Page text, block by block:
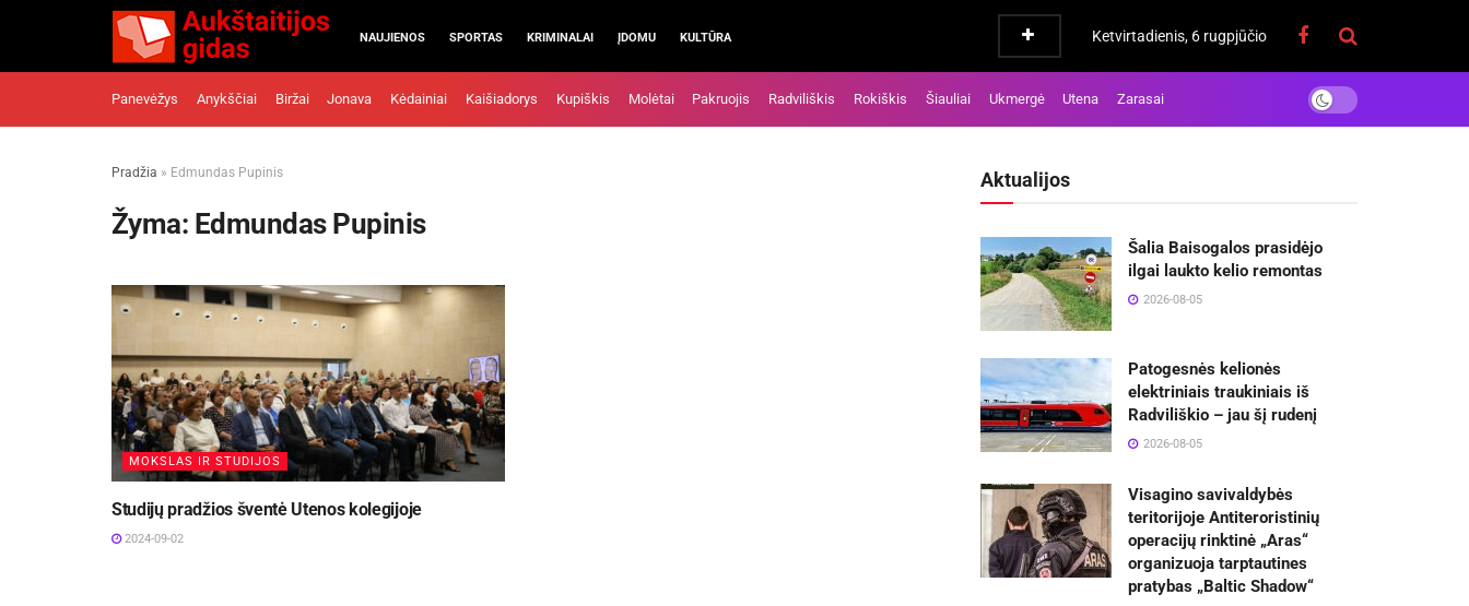
NAUJIENOS SPORTAS KRIMINALAI ĮDOMU KULTŪRA Ketvirtadienis, 6 rugpjūčio
Panevėžys Anykščiai Biržai Jonava Kėdainiai Kaišiadorys Kupiškis Molėtai Pakruojis Radviliškis Rokiškis Šiauliai Ukmergė Utena Zarasai
Pradžia » Edmundas Pupinis
Žyma: Edmundas Pupinis
MOKSLAS IR STUDIJOS
Studijų pradžios šventė Utenos kolegijoje
2024-09-02
Aktualijos
Šalia Baisogalos prasidėjo
ilgai laukto kelio remontas
2026-08-05
Patogesnės kelionės
elektriniais traukiniais iš
Radviliškio – jau šį rudenį
2026-08-05
Visagino savivaldybės
teritorijoje Antiteroristinių
operacijų rinktinė „Aras“
organizuoja tarptautines
pratybas „Baltic Shadow“